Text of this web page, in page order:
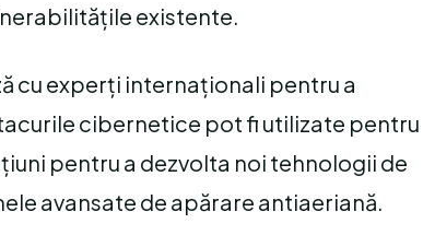
existente.
cu experți internaționali pentru a
cibernetice pot fi utilizate pentru
pentru a dezvolta noi tehnologii de
avansate de apărare antiaeriană.